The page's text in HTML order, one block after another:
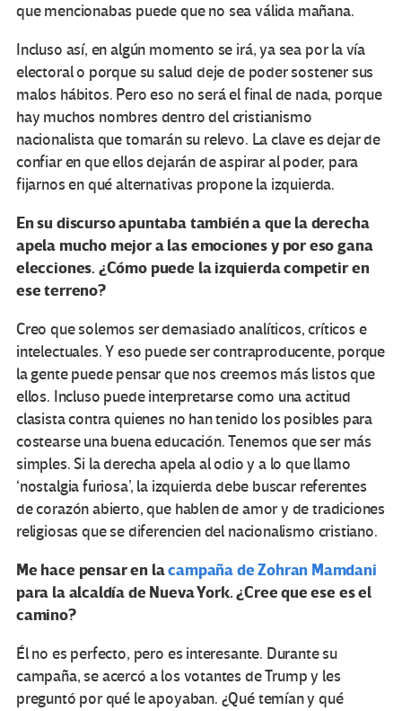
que mencionabas puede que no sea válida mañana.
Incluso así, en algún momento se irá, ya sea por la vía
electoral o porque su salud deje de poder sostener sus
malos hábitos. Pero eso no será el final de nada, porque
hay muchos nombres dentro del cristianismo
nacionalista que tomarán su relevo. La clave es dejar de
confiar en que ellos dejarán de aspirar al poder, para
fijarnos en qué alternativas propone la izquierda.
En su discurso apuntaba también a que la derecha
apela mucho mejor a las emociones y por eso gana
elecciones. ¿Cómo puede la izquierda competir en
ese terreno?
Creo que solemos ser demasiado analíticos, críticos e
intelectuales. Y eso puede ser contraproducente, porque
la gente puede pensar que nos creemos más listos que
ellos. Incluso puede interpretarse como una actitud
clasista contra quienes no han tenido los posibles para
costearse una buena educación. Tenemos que ser más
simples. Si la derecha apela al odio y a lo que llamo
‘nostalgia furiosa’, la izquierda debe buscar referentes
de corazón abierto, que hablen de amor y de tradiciones
religiosas que se diferencien del nacionalismo cristiano.
Me hace pensar en lacampaña de Zohran Mamdani
para la alcaldía de Nueva York. ¿Cree que ese es el
camino?
Él no es perfecto, pero es interesante. Durante su
campaña, se acercó a los votantes de Trump y les
preguntó por qué le apoyaban. ¿Qué temían y qué